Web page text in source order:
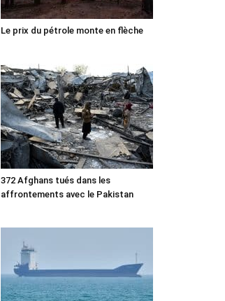
Le prix du pétrole monte en flèche
372 Afghans tués dans les
affrontements avec le Pakistan